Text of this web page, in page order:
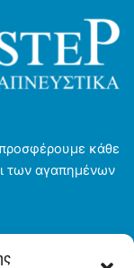
του
προϊόντος
κάθε
των αγαπημένων